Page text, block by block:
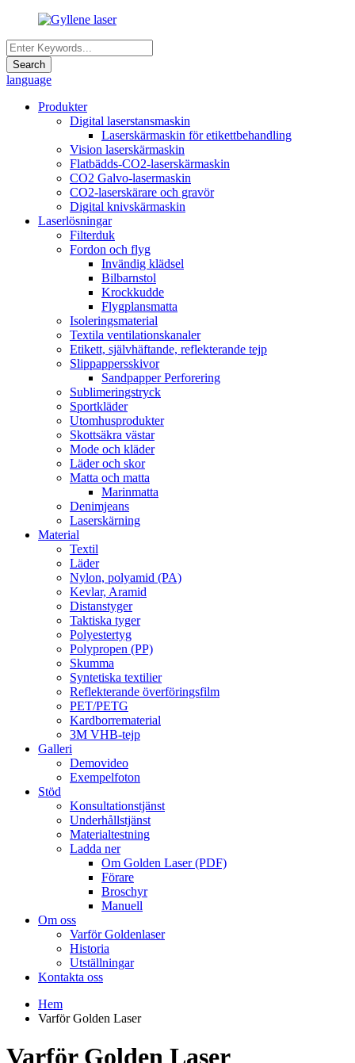
language
Produkter
Digital laserstansmaskin
Laserskärmaskin för etikettbehandling
Vision laserskärmaskin
Flatbädds-CO2-laserskärmaskin
CO2 Galvo-lasermaskin
CO2-laserskärare och gravör
Digital knivskärmaskin
Laserlösningar
Filterduk
Fordon och flyg
Invändig klädsel
Bilbarnstol
Krockkudde
Flygplansmatta
Isoleringsmaterial
Textila ventilationskanaler
Etikett, självhäftande, reflekterande tejp
Slippappersskivor
Sandpapper Perforering
Sublimeringstryck
Sportkläder
Utomhusprodukter
Skottsäkra västar
Mode och kläder
Läder och skor
Matta och matta
Marinmatta
Denimjeans
Laserskärning
Material
Textil
Läder
Nylon, polyamid (PA)
Kevlar, Aramid
Distanstyger
Taktiska tyger
Polyestertyg
Polypropen (PP)
Skumma
Syntetiska textilier
Reflekterande överföringsfilm
PET/PETG
Kardborrematerial
3M VHB-tejp
Galleri
Demovideo
Exempelfoton
Stöd
Konsultationstjänst
Underhållstjänst
Materialtestning
Ladda ner
Om Golden Laser (PDF)
Förare
Broschyr
Manuell
Om oss
Varför Goldenlaser
Historia
Utställningar
Kontakta oss
Hem
Varför Golden Laser
Varför Golden Laser